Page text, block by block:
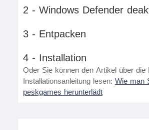
2 - Windows Defender
3 - Entpacken
4 - Installation
Oder Sie können den Artikel über die
Installationsanleitung lesen: Wie man
peskgames herunterlädt